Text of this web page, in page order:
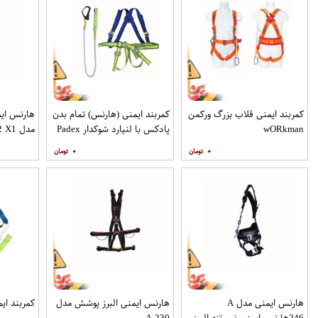
کمربند ایمنی قلاب بزرگ ورکمن
wO​Rkman
۰
کمربند ایمنی (هارنس) تمام بدن
پادکس با لنیارد شوکدار Padex
۰
هارنس
مدل A 252 X1
هارنس ایمنی مدل A
هارنس ایمنی البرز پوشش مدل
کمربند